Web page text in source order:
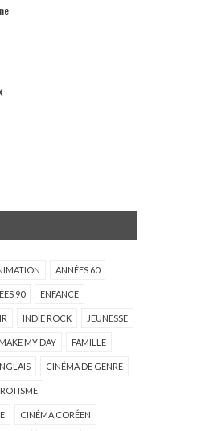
ANNÉES 60
90 ENFANCE
INDIE ROCK JEUNESSE
MAKE MY DAY FAMILLE
CINÉMA DE GENRE
CINÉMA CORÉEN